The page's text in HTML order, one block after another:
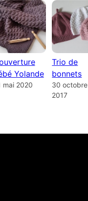
Yolande
mai 2020
Trio de
bonnets
30 octobre
2017